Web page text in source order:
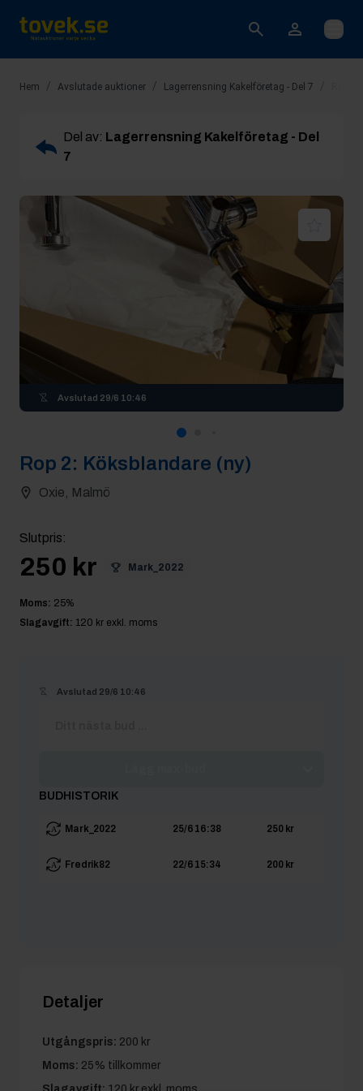
Öppna
Hem / Avslutade auktioner / Lagerrensning Kakelföretag - Del 7
Del av: Lagerrensning Kakelföretag - Del
7
Avslutad 29/6 10:46
Rop 2: Köksblandare (ny)
Oxie, Malmö
Slutpris:
250 kr Mark_2022
Moms: 25%
Slagavgift: 120 kr exkl. moms
Avslutad 29/6 10:46
BUDHISTORIK
Mark_2022 25/6 16:38 250 kr
Fredrik82 22/6 15:34 200 kr
Detaljer
Utgångspris: 200 kr
Moms: 25% tillkommer